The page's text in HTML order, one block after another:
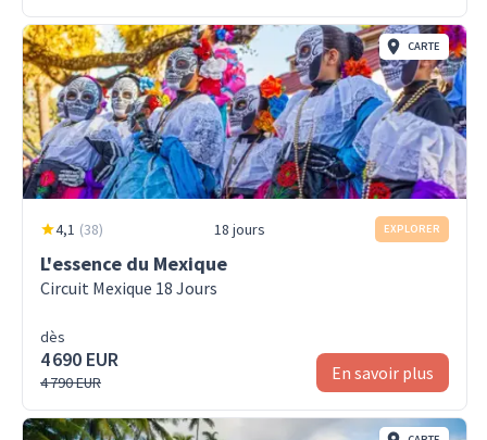
CARTE
4,1 (38) 18 jours EXPLORER
L'essence du Mexique
Circuit Mexique 18 Jours
dès
4 690 EUR
4 790 EUR En savoir plus